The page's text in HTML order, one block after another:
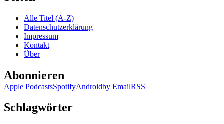
Alle Titel (A-Z)
Datenschutzerklärung
Impressum
Kontakt
Über
Abonnieren
Apple PodcastsSpotifyAndroidby EmailRSS
Schlagwörter